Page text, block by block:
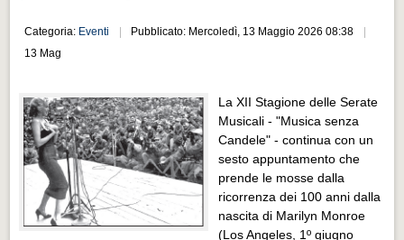
Musica e teatro
Distretto industriale
Muoversi a Vigevano
Muoversi a Vigevano
Cultura e turismo 4.0
Cultura e turismo 4.0
Categoria: Eventi
Pubblicato: Mercoledì, 13 Maggio 2026 08:38
13 Mag
La XII Stagione delle Serate
Musicali - "Musica senza
Candele" - continua con un
sesto appuntamento che
prende le mosse dalla
ricorrenza dei 100 anni dalla
nascita di Marilyn Monroe
(Los Angeles, 1º giugno